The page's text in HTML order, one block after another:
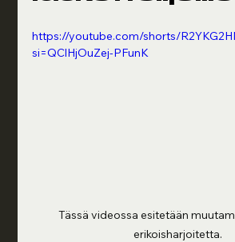
https://youtube.com/shorts/
si=QClHjOuZej-PFunK
Tässä videossa esitetään
erikoisharjoitetta.